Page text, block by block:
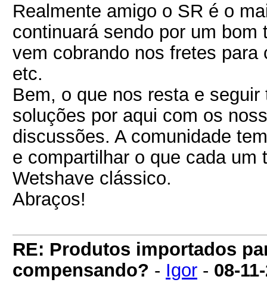
Realmente amigo o SR é o
continuará sendo por um
vem cobrando nos fretes
etc.
Bem, o que nos resta e
soluções por aqui com os
discussões. A comunidade
e compartilhar o que cada um
Wetshave clássico.
Abraços!
RE: Produtos importados
compensando? - Igor - 08-